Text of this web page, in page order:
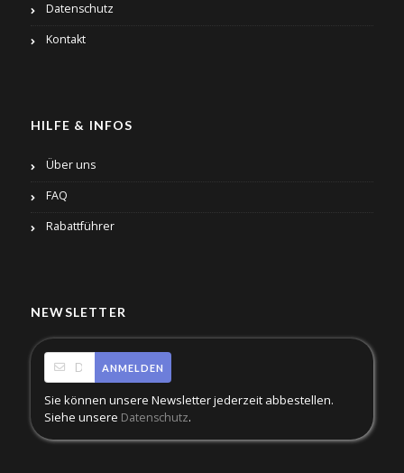
Datenschutz
Kontakt
HILFE & INFOS
Über uns
FAQ
Rabattführer
NEWSLETTER
ANMELDEN
Sie können unsere Newsletter jederzeit abbestellen.
Siehe unsere Datenschutz.